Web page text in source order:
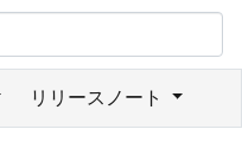
リリースノート